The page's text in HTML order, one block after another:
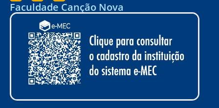
Faculdade Canção Nova